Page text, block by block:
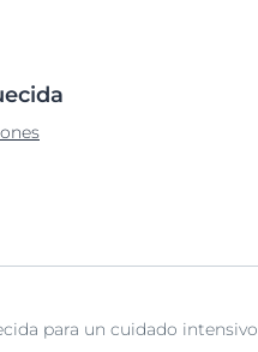
para un cuidado intensivo